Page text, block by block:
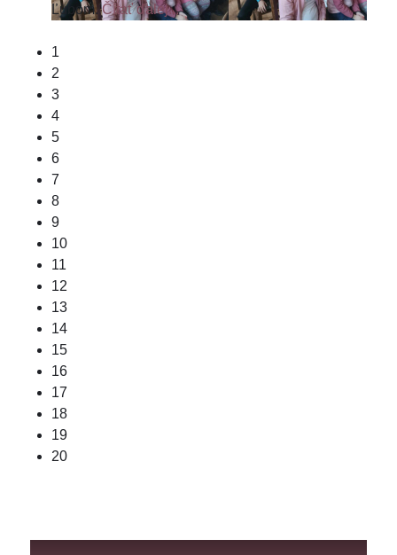
Ľubom.Čítať ďalej...
1
2
3
4
5
6
7
8
9
10
11
12
13
14
15
16
17
18
19
20